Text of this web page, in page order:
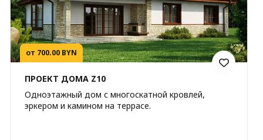
от 700.00 BYN
ПРОЕКТ ДОМА Z10
Одноэтажный дом с многоскатной кровлей,
эркером и камином на террасе.